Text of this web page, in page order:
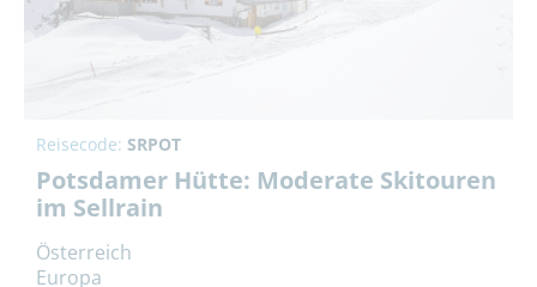
Reisecode: SRPOT
Potsdamer Hütte: Moderate Skitouren
im Sellrain
Österreich
Europa